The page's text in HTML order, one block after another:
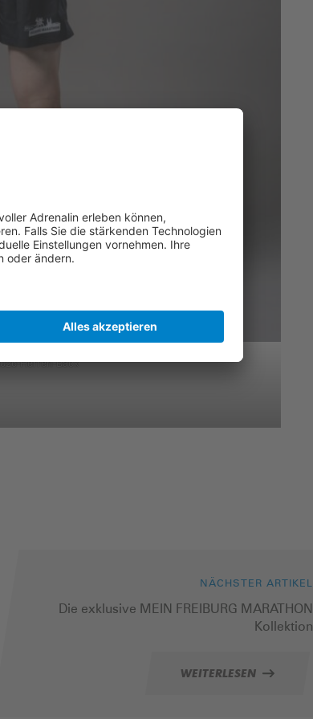
Herren-Back
NÄCHSTER ARTIKEL
Die exklusive MEIN FREIBURG MARATHON
Kollektion
WEITERLESEN